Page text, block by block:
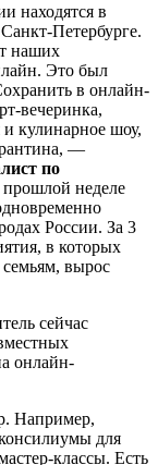
находятся в
Петербурге.
наших
Это был
в онлайн-
вечеринка,
и кулинарное шоу,
—
по
неделе
России. За 3
в которых
вырос
сейчас
онлайн-
Например,
для
классы. Есть